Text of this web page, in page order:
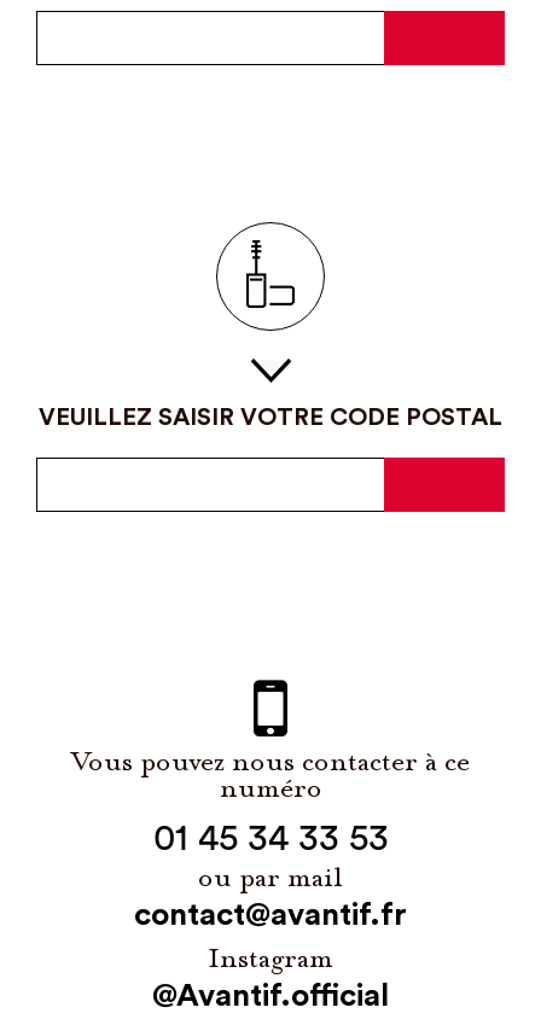
VEUILLEZ SAISIR VOTRE CODE POSTAL
Vous pouvez nous contacter à ce
numéro
01 45 34 33 53
ou par mail
contact@avantif.fr
Instagram
@Avantif.official